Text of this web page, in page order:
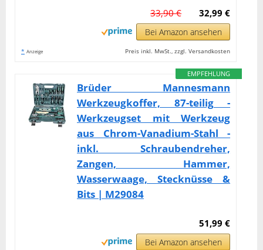
32,99 €
33,90 €
Bei Amazon ansehen
* Anzeige Preis inkl. MwSt., zzgl. Versandkosten
EMPFEHLUNG
Brüder Mannesmann
Werkzeugkoffer, 87-teilig -
Werkzeugset mit Werkzeug
aus Chrom-Vanadium-Stahl -
inkl. Schraubendreher,
Zangen, Hammer,
Wasserwaage, Stecknüsse &
Bits | M29084
51,99 €
Bei Amazon ansehen